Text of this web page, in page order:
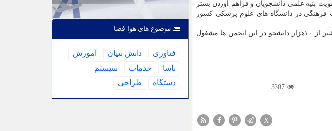
بنیه علمی دانشجویان و فراهم آوردن بستر
شورایعالی انقلاب فرهنگی در دانشگاه های علوم پزشکی کشور
الان بیشتر از ۸۲۰ انجمن علمی دانشجویی در دانشگاه های علوم پزشکی کشور وجود دارد و بیشتر از ۱۰هزار دانشجو در این انجمن ها مشغول
3307
X
موضوع های هوا فضا
فناوری دانش بنیان
آموزش
ناسا
خدمات
سیستم
دستگاه
طراحی